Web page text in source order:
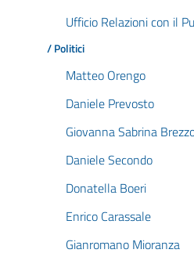
Ufficio Relazioni con il
/ Politici
Matteo Orengo
Daniele Prevosto
Giovanna Sabrina
Daniele Secondo
Donatella Boeri
Enrico Carassale
Gianromano Mioranza